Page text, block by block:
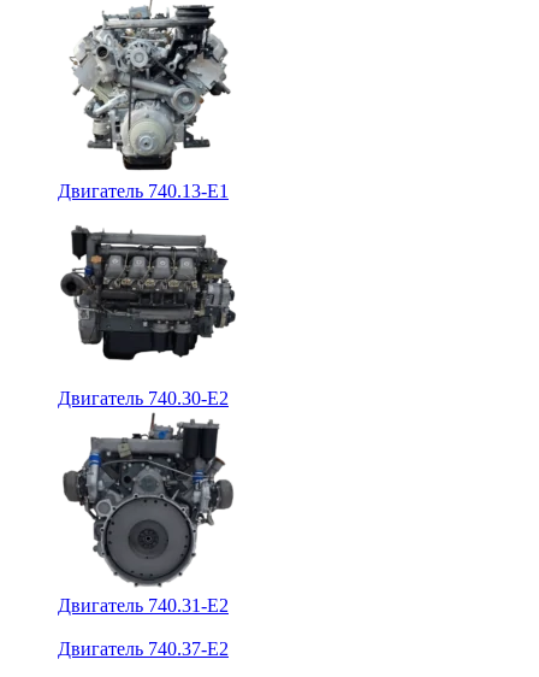
Двигатель 740.13-E1
Двигатель 740.30-E2
Двигатель 740.31-E2
Двигатель 740.37-E2